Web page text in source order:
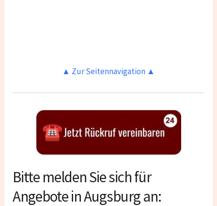
▲ Zur Seitennavigation ▲
Bitte melden Sie sich für
Angebote in Augsburg an: